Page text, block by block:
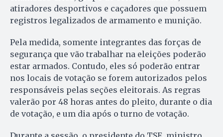
atiradores desportivos e caçadores que possuem
registros legalizados de armamento e munição.
Pela medida, somente integrantes das forças de
segurança que vão trabalhar na eleições poderão
estar armados. Contudo, eles só poderão entrar
nos locais de votação se forem autorizados pelos
responsáveis pelas seções eleitorais. As regras
valerão por 48 horas antes do pleito, durante o dia
de votação, e um dia após o turno de votação.